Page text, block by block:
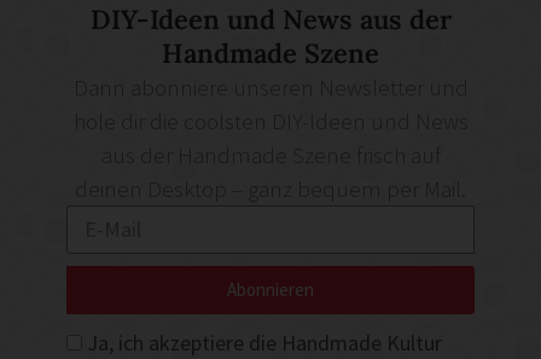
DIY-Ideen und News aus der
Handmade Szene
deinen Desktop – ganz bequem per Mail.
Ja, ich akzeptiere die Handmade Kultur
Abonnieren